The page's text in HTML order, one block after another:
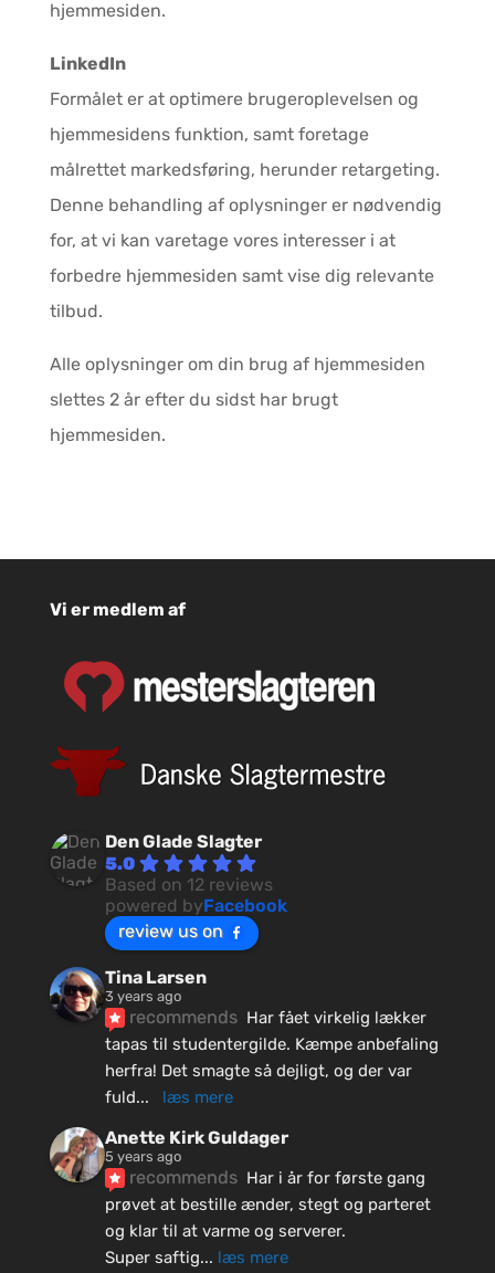
hjemmesiden.
LinkedIn
Formålet er at optimere brugeroplevelsen og
hjemmesidens funktion, samt foretage
målrettet markedsføring, herunder retargeting.
Denne behandling af oplysninger er nødvendig
for, at vi kan varetage vores interesser i at
forbedre hjemmesiden samt vise dig relevante
tilbud.
Alle oplysninger om din brug af hjemmesiden
slettes 2 år efter du sidst har brugt
hjemmesiden.
Vi er medlem af
Den Glade Slagter
5.0
Based on 12 reviews
powered byFacebook
review us on
Tina Larsen
3 years ago
recommends Har fået virkelig lækker
tapas til studentergilde. Kæmpe anbefaling
herfra! Det smagte så dejligt, og der var
fuld... læs mere
Anette Kirk Guldager
5 years ago
recommends Har i år for første gang
prøvet at bestille ænder, stegt og parteret
og klar til at varme og serverer.
Super saftig... læs mere